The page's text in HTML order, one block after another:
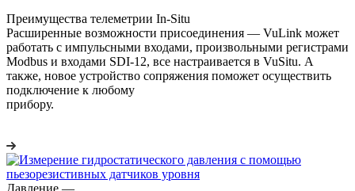
Преимущества телеметрии In-Situ
Расширенные возможности присоединения — VuLink может
работать с импульсными входами, произвольными регистрами
Modbus и входами SDI-12, все настраивается в VuSitu. А
также, новое устройство сопряжения поможет осуществить
подключение к любому
Давление —